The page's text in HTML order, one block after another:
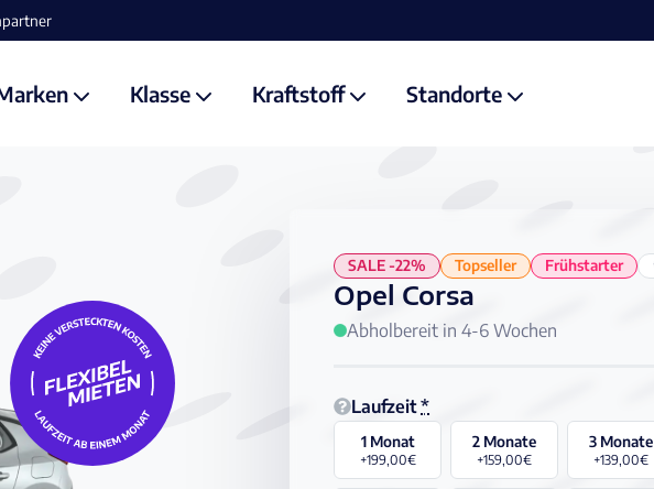
Klasse Kraftstoff Standorte
SALE -22% Topseller Frühstarter
Opel Corsa
Abholbereit in 4-6 Wochen
Laufzeit *
1 Monat
+199,00€
2 Monate
+159,00€
3 Monate
+139,00€